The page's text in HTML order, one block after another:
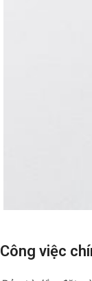
Công việc